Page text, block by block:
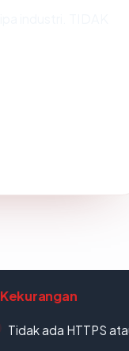
Kekurangan
Tidak ada HTTPS